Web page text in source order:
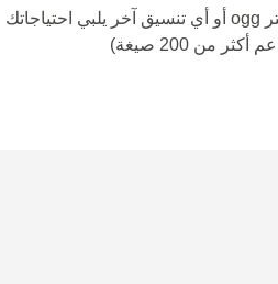
اختر ogg أو أي تنسيق آخر يلبي احتياجاتك
أكثر من 200 صيغة)